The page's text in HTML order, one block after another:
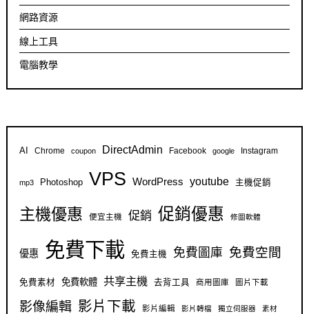
網路資源
線上工具
電腦教學
AI Chrome coupon DirectAdmin Facebook google Instagram
mp3 Photoshop VPS WordPress youtube 主機促銷
主機優惠 便宜主機 促銷 促銷優惠 修圖軟體
優惠 免費下載 免費主機 免費圖庫 免費空間
免費素材 免費軟體 共享主機 去背工具 商用圖庫 圖片下載
影像編輯 影片下載 影片編輯 影片轉檔 獨立伺服器 素材